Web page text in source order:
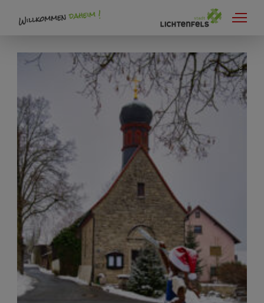
Korbmarkt
Playmobil Sonderfigur
Flechtwerke in Lichtenfels und Ortsteilen
Flechtkurse in Lichtenfels
Korbflechter
Pfad der Flechtkultur
ZEF
Flechtwerke aus aller Welt
Die Korbstadtkönigin
Stadt Lichtenfels, Claudia Dressel